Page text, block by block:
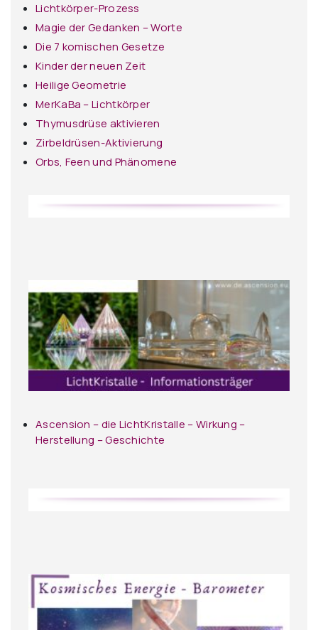
Lichtkörper-Prozess
Magie der Gedanken – Worte
Die 7 komischen Gesetze
Kinder der neuen Zeit
Heilige Geometrie
MerKaBa – Lichtkörper
Thymusdrüse aktivieren
Zirbeldrüsen-Aktivierung
Orbs, Feen und Phänomene
Ascension – die LichtKristalle – Wirkung –
Herstellung – Geschichte